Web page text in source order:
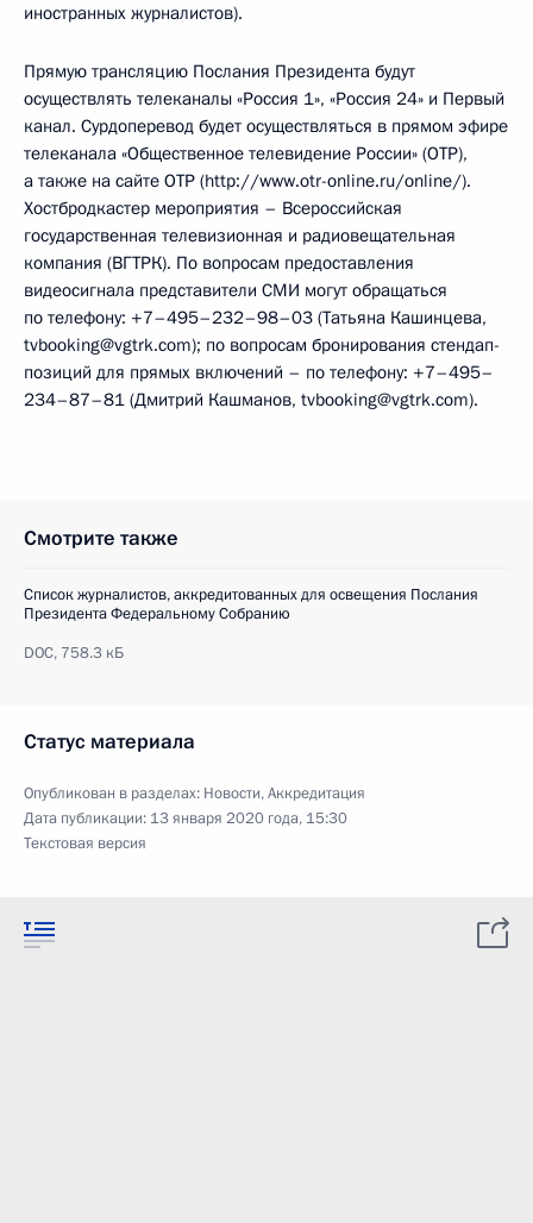
иностранных журналистов).
Прямую трансляцию Послания Президента будут
осуществлять телеканалы «Россия 1», «Россия 24» и Первый
канал. Сурдоперевод будет осуществляться в прямом эфире
телеканала «Общественное телевидение России» (ОТР),
а также на сайте ОТР (http://www.otr-online.ru/online/).
Хостбродкастер мероприятия – Всероссийская
государственная телевизионная и радиовещательная
компания (ВГТРК). По вопросам предоставления
видеосигнала представители СМИ могут обращаться
по телефону: +7–495–232–98–03 (Татьяна Кашинцева,
tvbooking@vgtrk.com); по вопросам бронирования стендап-
позиций для прямых включений – по телефону: +7–495–
234–87–81 (Дмитрий Кашманов, tvbooking@vgtrk.com).
Смотрите также
Список журналистов, аккредитованных для освещения Послания
Президента Федеральному Собранию
DOC, 758.3 кБ
Статус материала
Опубликован в разделах: Новости,Аккредитация
Дата публикации: 13 января 2020 года, 15:30
Текстовая версия